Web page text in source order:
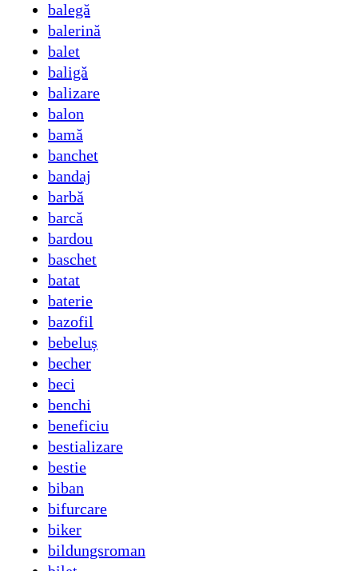
balegă
balerină
balet
baligă
balizare
balon
bamă
banchet
bandaj
barbă
barcă
bardou
baschet
batat
baterie
bazofil
bebeluș
becher
beci
benchi
beneficiu
bestializare
bestie
biban
bifurcare
biker
bildungsroman